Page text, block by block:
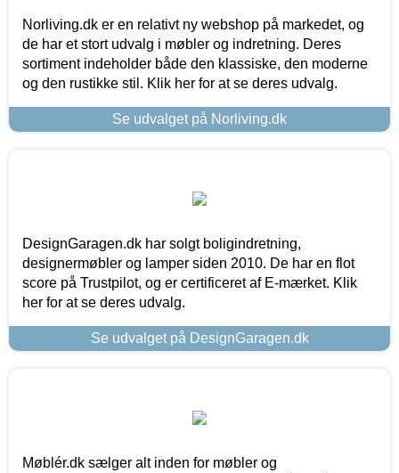
Norliving.dk er en relativt ny webshop på markedet, og
de har et stort udvalg i møbler og indretning. Deres
sortiment indeholder både den klassiske, den moderne
og den rustikke stil. Klik her for at se deres udvalg.
Se udvalget på Norliving.dk
DesignGaragen.dk har solgt boligindretning,
designermøbler og lamper siden 2010. De har en flot
score på Trustpilot, og er certificeret af E-mærket. Klik
her for at se deres udvalg.
Se udvalget på DesignGaragen.dk
Møblér.dk sælger alt inden for møbler og